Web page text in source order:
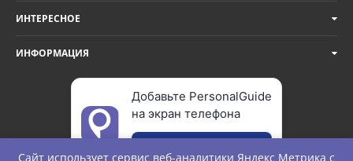
ИНТЕРЕСНОЕ
ИНФОРМАЦИЯ
Добавьте PersonalGuide
на экран телефона
Сайт использует сервис веб-аналитики Яндекс Метрика с